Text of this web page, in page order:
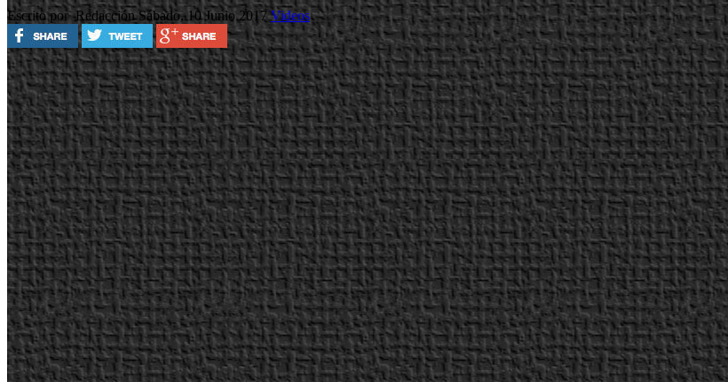
Escrito por RedacciónSábado, 10 Junio 2017Videos